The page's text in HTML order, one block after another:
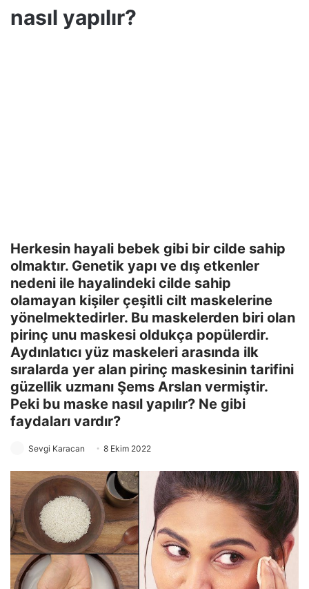
nasıl yapılır?
Herkesin hayali bebek gibi bir cilde sahip
olmaktır. Genetik yapı ve dış etkenler
nedeni ile hayalindeki cilde sahip
olamayan kişiler çeşitli cilt maskelerine
yönelmektedirler. Bu maskelerden biri olan
pirinç unu maskesi oldukça popülerdir.
Aydınlatıcı yüz maskeleri arasında ilk
sıralarda yer alan pirinç maskesinin tarifini
güzellik uzmanı Şems Arslan vermiştir.
Peki bu maske nasıl yapılır? Ne gibi
faydaları vardır?
Sevgi Karacan 8 Ekim 2022